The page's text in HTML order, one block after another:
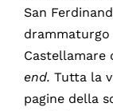
San
Castellamare
end. Tutta la
pagine della